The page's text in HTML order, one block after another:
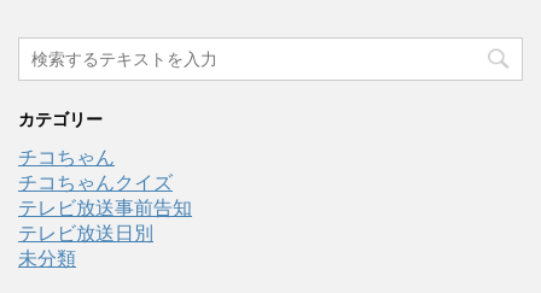
カテゴリー
チコちゃん
チコちゃんクイズ
テレビ放送事前告知
テレビ放送日別
未分類